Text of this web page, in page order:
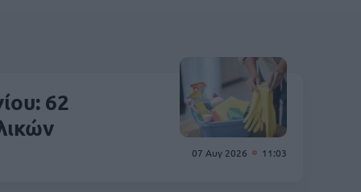
07 Αυγ 2026 11:03
62